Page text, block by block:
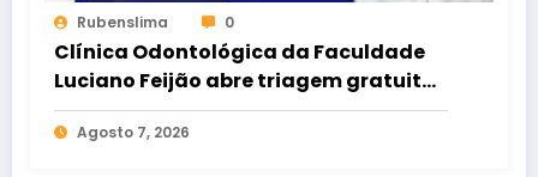
Rubenslima 0
Clínica Odontológica da Faculdade
Luciano Feijão abre triagem gratuita
para crianças e adultos
Agosto 7, 2026